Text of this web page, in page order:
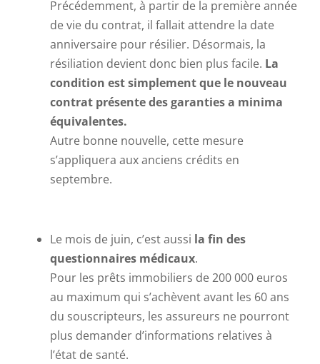
Précédemment, à partir de la première année
de vie du contrat, il fallait attendre la date
anniversaire pour résilier. Désormais, la
résiliation devient donc bien plus facile. La
condition est simplement que le nouveau
contrat présente des garanties a minima
équivalentes.
Autre bonne nouvelle, cette mesure
s’appliquera aux anciens crédits en
septembre.
Le mois de juin, c’est aussi la fin des
questionnaires médicaux.
Pour les prêts immobiliers de 200 000 euros
au maximum qui s’achèvent avant les 60 ans
du souscripteurs, les assureurs ne pourront
plus demander d’informations relatives à
l’état de santé.